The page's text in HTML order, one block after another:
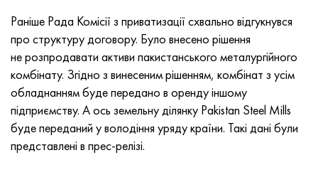
Раніше Рада Комісії з приватизації схвально відгукнувся
про структуру договору. Було внесено рішення
не розпродавати активи пакистанського металургійного
комбінату. Згідно з винесеним рішенням, комбінат з усім
обладнанням буде передано в оренду іншому
підприємству. А ось земельну ділянку Pakistan Steel Mills
буде переданий у володіння уряду країни. Такі дані були
представлені в прес-релізі.
Multimet n155
Никрофер 5923 hMo
Никрофер 6030
Нитроник 40
Стрічка 68НХВКТЮ
труба 79НМ
Стрічка, коло, дріт 80НМ
80НМВ-ВІ
Труба ХН70Ю
Труба ХН75МБТЮ
Лист, круг, дріт ХН75ТБЮ
Лист, круг, дріт ХН77ТЮ
ТЛ5
АТ-6
МС-6
14 титан
1.4570 - aisi303Cu
1.4574 - Alloy PH 15-7 Mo®
1.4580 - aisi 316Cb
1.4597 - aisi 204Cu
18Х11МНФБ
18Х12ВМБФР
20Х12ВНМФ
20Х3МВФ
30хгс, 30hgs
30ХГСА, 30hgsa
30хгсн2а, 30hgsna
30хн2ма, 30CrNiMo8